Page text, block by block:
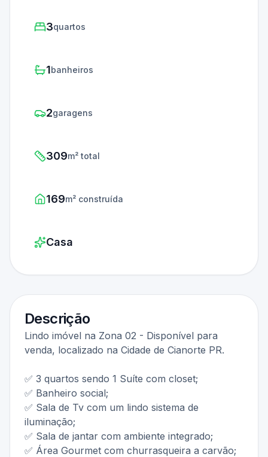
3quartos
1banheiros
2garagens
309m² total
169m² construída
Casa
Descrição
Lindo imóvel na Zona 02 - Disponível para
venda, localizado na Cidade de Cianorte PR.
✅ 3 quartos sendo 1 Suíte com closet;
✅ Banheiro social;
✅ Sala de Tv com um lindo sistema de
iluminação;
✅ Sala de jantar com ambiente integrado;
✅ Área Gourmet com churrasqueira a carvão;